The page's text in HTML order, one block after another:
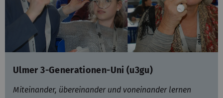
Ulmer 3-Generationen-Uni (u3gu)
Miteinander, übereinander und voneinander lernen